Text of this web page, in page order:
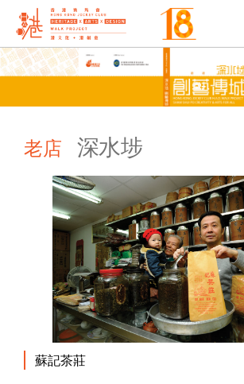
主辦機構
老店 深水埗
蘇記茶莊